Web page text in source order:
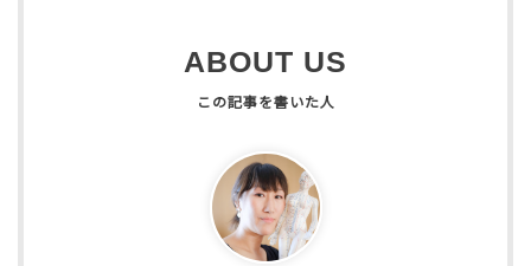
ABOUT US